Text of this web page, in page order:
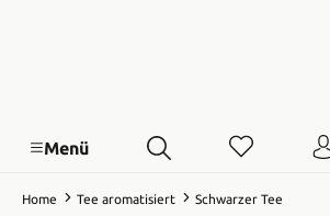
Menü
Home Tee aromatisiert Schwarzer Tee